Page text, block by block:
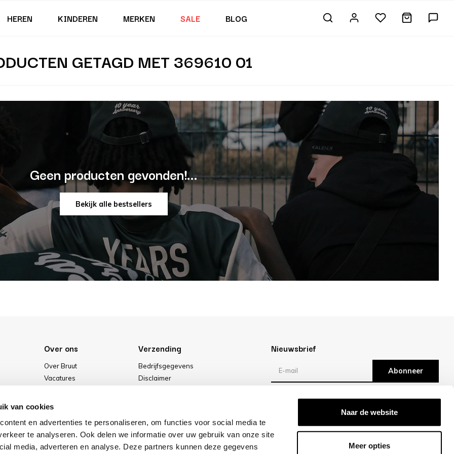
van cookies
en advertenties te personaliseren, om functies voor social media te
te analyseren. Ook delen we informatie over uw gebruik van onze site
media, adverteren en analyse. Deze partners kunnen deze gegevens
Naar de website
Meer opties
HEREN KINDEREN MERKEN SALE BLOG
GETAGD MET 369610 01
Geen producten gevonden!...
Bekijk alle bestsellers
Over ons
Over Bruut
Vacatures
Onze winkel
Verzending
Bedrijfsgegevens
Disclaimer
Nieuwsbrief
Abonneer
Reviews
/10 -klantbeoordelingen